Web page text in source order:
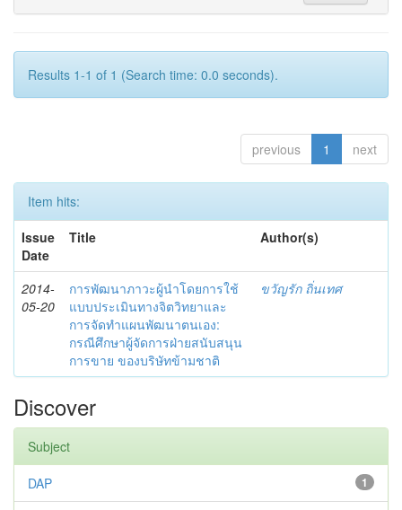
Results 1-1 of 1 (Search time: 0.0 seconds).
previous 1 next
Item hits:
Issue
Date
Title Author(s)
2014-
05-20
การพัฒนาภาวะผู้นำโดยการใช้
แบบประเมินทางจิตวิทยาและ
การจัดทำแผนพัฒนาตนเอง:
กรณีศึกษาผู้จัดการฝ่ายสนับสนุน
การขาย ของบริษัทข้ามชาติ
ขวัญรัก ถิ่นเทศ
Discover
Subject
1
DAP